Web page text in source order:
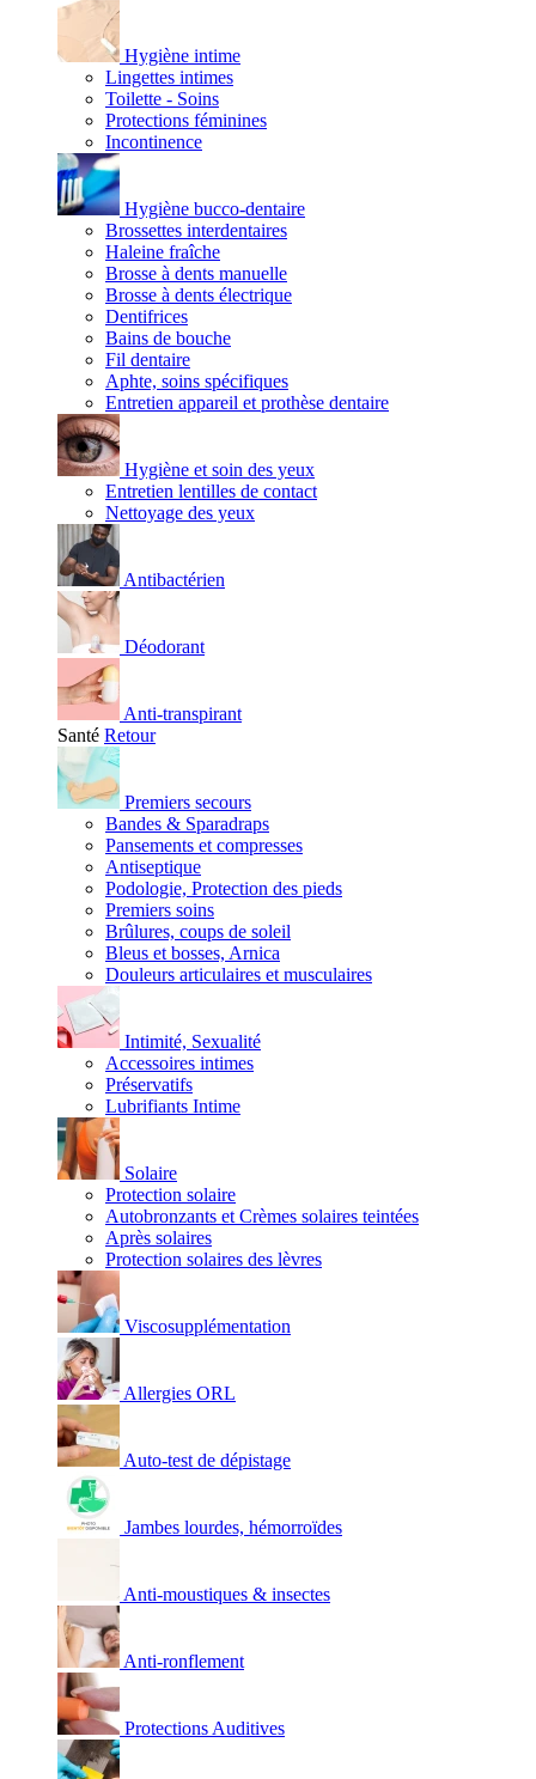
Hygiène intime
Lingettes intimes
Toilette - Soins
Protections féminines
Incontinence
Hygiène bucco-dentaire
Brossettes interdentaires
Haleine fraîche
Brosse à dents manuelle
Brosse à dents électrique
Dentifrices
Bains de bouche
Fil dentaire
Aphte, soins spécifiques
Entretien appareil et prothèse dentaire
Hygiène et soin des yeux
Entretien lentilles de contact
Nettoyage des yeux
Antibactérien
Déodorant
Anti-transpirant
Santé Retour
Premiers secours
Bandes & Sparadraps
Pansements et compresses
Antiseptique
Podologie, Protection des pieds
Premiers soins
Brûlures, coups de soleil
Bleus et bosses, Arnica
Douleurs articulaires et musculaires
Intimité, Sexualité
Accessoires intimes
Préservatifs
Lubrifiants Intime
Solaire
Protection solaire
Autobronzants et Crèmes solaires teintées
Après solaires
Protection solaires des lèvres
Viscosupplémentation
Allergies ORL
Auto-test de dépistage
Jambes lourdes, hémorroïdes
Anti-moustiques & insectes
Anti-ronflement
Protections Auditives